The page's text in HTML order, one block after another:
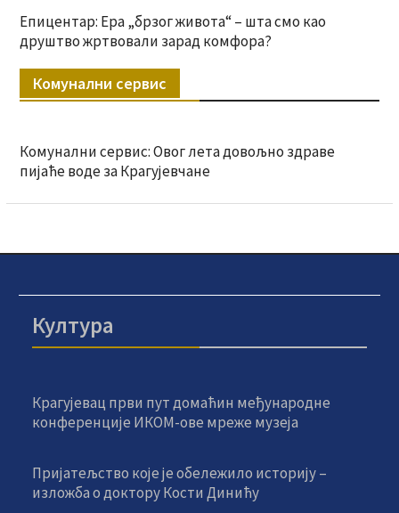
Епицентар: Ера „брзог живота“ – шта смо као
друштво жртвовали зарад комфора?
Комунални сервис
Комунални сервис: Овог лета довољно здраве
пијаће воде за Крагујевчане
Култура
Крагујевац први пут домаћин међународне
конференције ИКОМ-ове мреже музеја
Пријатељство које је обележило историју –
изложба о доктору Кости Динићу